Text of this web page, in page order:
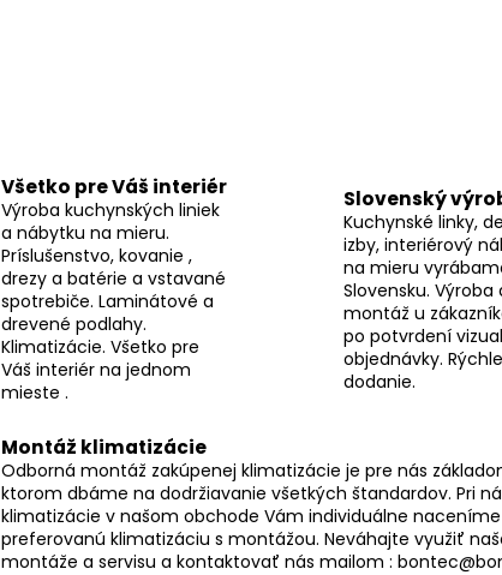
Všetko pre Váš interiér
Výroba kuchynských liniek
a nábytku na mieru.
Príslušenstvo, kovanie ,
drezy a batérie a vstavané
spotrebiče. Laminátové a
drevené podlahy.
Klimatizácie. Všetko pre
Váš interiér na jednom
mieste .
Slovenský
Kuchynské linky,
izby, interiérový
na mieru
Slovensku. Výroba
montáž u
po potvrdení
objednávky. Rýchle
dodanie.
Montáž klimatizácie
Odborná montáž zakúpenej klimatizácie je pre nás
ktorom dbáme na dodržiavanie všetkých štandardov. Pri
klimatizácie v našom obchode Vám individuálne
preferovanú klimatizáciu s montážou. Neváhajte využiť
montáže a servisu a kontaktovať nás mailom :